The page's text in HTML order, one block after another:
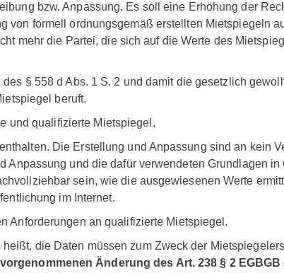
bzw. Anpassung. Es soll eine Erhöhung der
von formell ordnungsgemäß erstellten Mietspiegeln
mehr die Partei, die sich auf die Werte des
§ 558 d Abs. 1 S. 2 und damit die gesetzlich
beruft.
und qualifizierte Mietspiegel.
Die Erstellung und Anpassung sind an kein
Anpassung und die dafür verwendeten Grundlagen in
sein, wie die ausgewiesenen Werte
im Internet.
Anforderungen an qualifizierte Mietspiegel.
die Daten müssen zum Zweck der
vorgenommenen Änderung des Art. 238 § 2 EGBGB